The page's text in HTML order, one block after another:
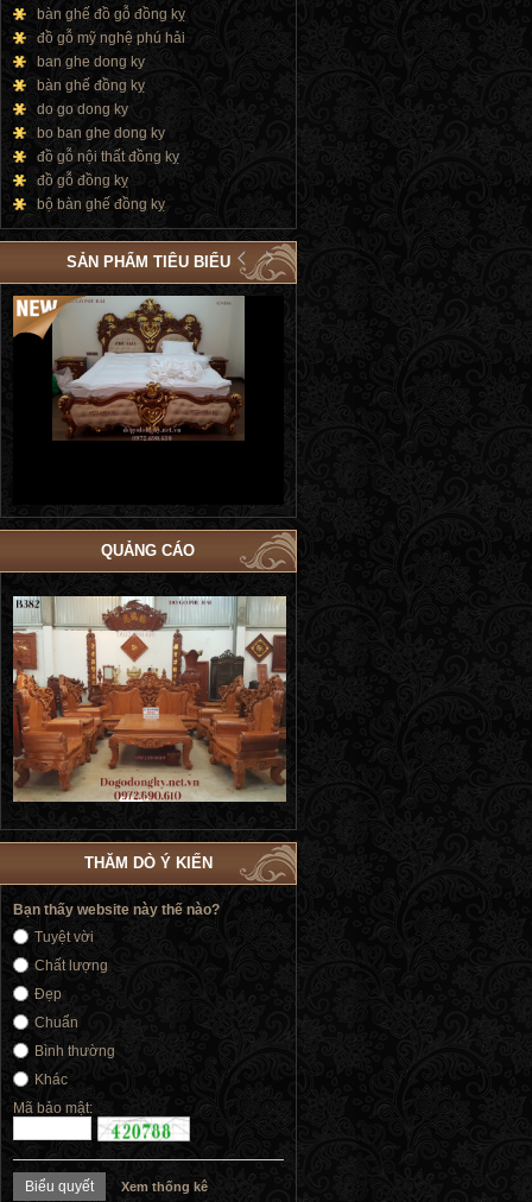
bàn ghế đồ gỗ đồng kỵ
đồ gỗ mỹ nghệ phú hải
ban ghe dong ky
bàn ghế đồng kỵ
do go dong ky
bo ban ghe dong ky
đồ gỗ nội thất đồng kỵ
đồ gỗ đồng kỵ
bộ bàn ghế đồng kỵ
SẢN PHẨM TIÊU BIỂU
Bộ Giường Ngủ Tủ Áo Phòng Cưới Đẹp
| Đồ Gỗ Phú Hải GN183
Giường Ngủ Victoria Tân Cổ
Vàng | Đồ Gỗ Phú Hải GN176
QUẢNG CÁO
THĂM DÒ Ý KIẾN
Bạn thấy website này thế nào?
Tuyệt vời
Chất lượng
Đẹp
Chuẩn
Bình thường
Khác
Mã bảo mật:
Xem thống kê